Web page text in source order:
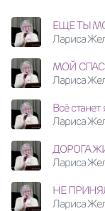
ЕЩЕ ТЫ
Лариса
МОЙ
Лариса
Всё
Лариса
ДОРОГА
Лариса
НЕ
Лариса